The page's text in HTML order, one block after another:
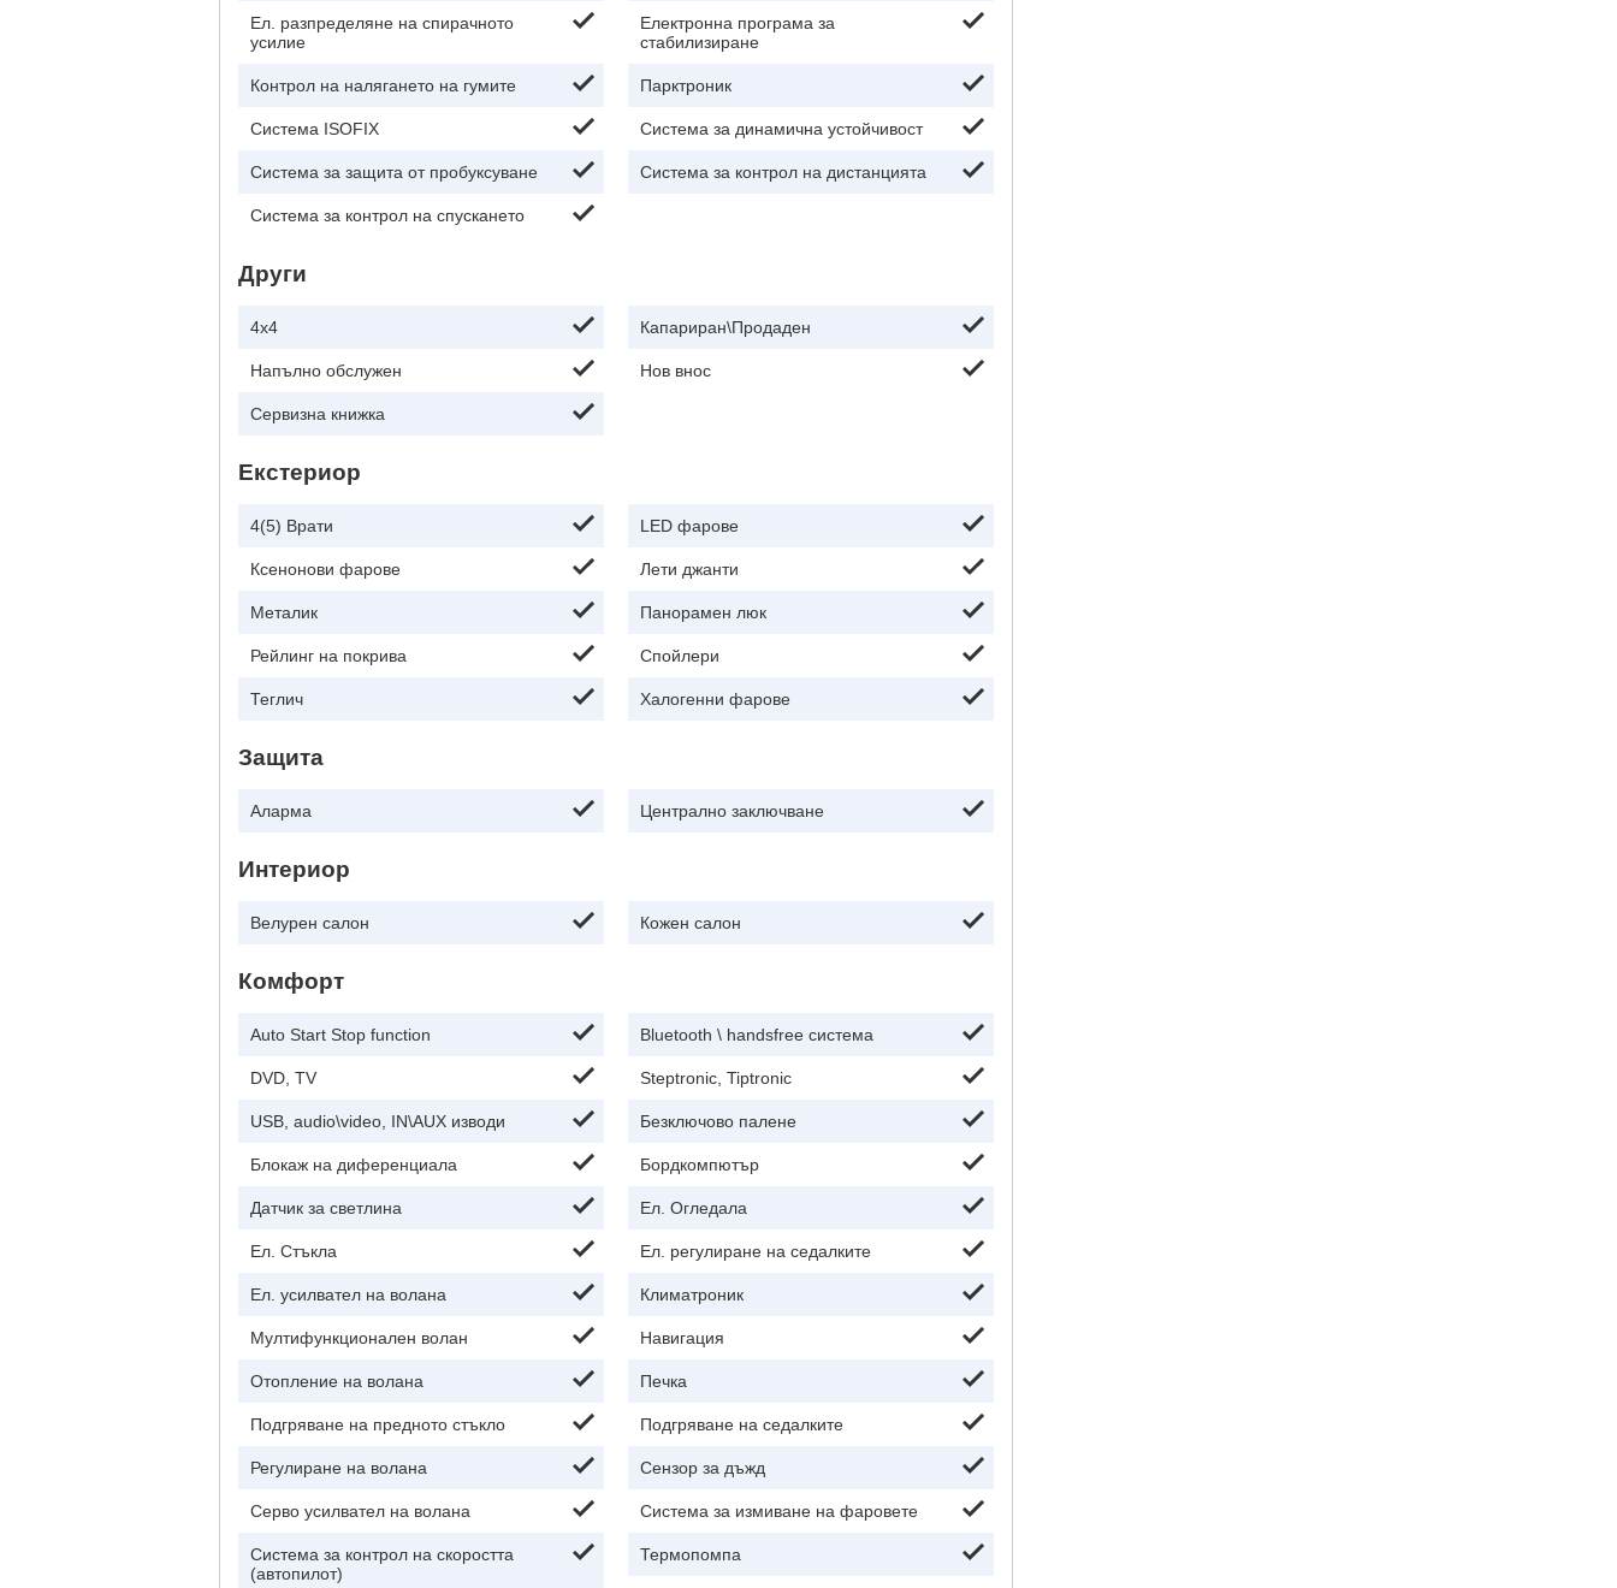
Ел. разпределяне на спирачното
усилие
Електронна програма за
стабилизиране
Контрол на налягането на гумите Парктроник
Система ISOFIX Система за динамична устойчивост
Система за защита от пробуксуване Система за контрол на дистанцията
Система за контрол на спускането
Други
4x4 Капариран\Продаден
Напълно обслужен Нов внос
Сервизна книжка
Екстериор
4(5) Врати LED фарове
Ксенонови фарове Лети джанти
Металик Панорамен люк
Рейлинг на покрива Спойлери
Теглич Халогенни фарове
Защита
Аларма Централно заключване
Интериор
Велурен салон Кожен салон
Комфорт
Auto Start Stop function Bluetooth \ handsfree система
DVD, TV Steptronic, Tiptronic
USB, audio\video, IN\AUX изводи Безключово палене
Блокаж на диференциала Бордкомпютър
Датчик за светлина Ел. Огледала
Ел. Стъкла Ел. регулиране на седалките
Ел. усилвател на волана Климатроник
Мултифункционален волан Навигация
Отопление на волана Печка
Подгряване на предното стъкло Подгряване на седалките
Регулиране на волана Сензор за дъжд
Серво усилвател на волана Система за измиване на фаровете
Система за контрол на скоростта
(автопилот)
Термопомпа